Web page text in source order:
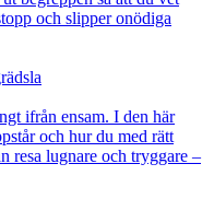
och slipper onödiga
ifrån ensam. I den här
och hur du med rätt
resa lugnare och tryggare –